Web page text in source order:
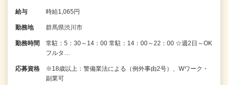
給与 時給1,065円
勤務地 群馬県渋川市
勤務時間
常駐：5：30～14：00 常駐：14：00～22：00 ☆週2日～OK
フルタ…
応募資格
※18歳以上：警備業法による（例外事由2号）、Wワーク・
副業可